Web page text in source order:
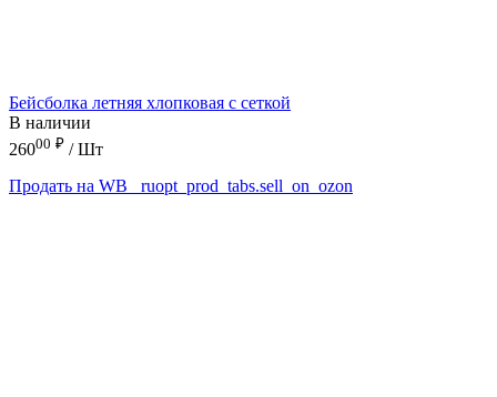
Бейсболка летняя хлопковая с сеткой
В наличии
26000 ₽ / Шт
Продать на WB
_ruopt_prod_tabs.sell_on_ozon